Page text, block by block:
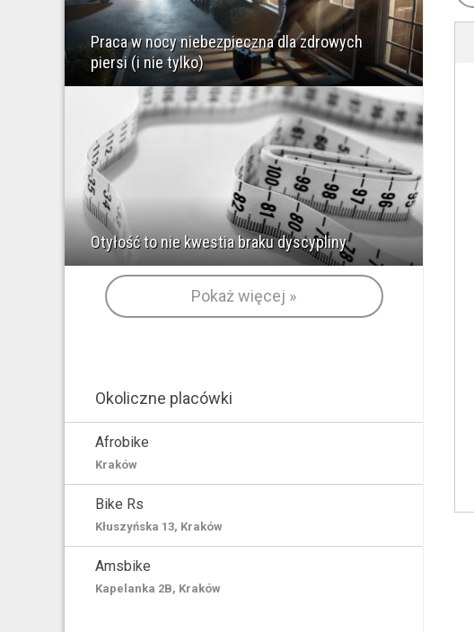
Praca w nocy niebezpieczna dla zdrowych
piersi (i nie tylko)
Otyłość to nie kwestia braku dyscypliny
Pokaż więcej »
Okoliczne placówki
Afrobike
Kraków
Bike Rs
Kłuszyńska 13, Kraków
Amsbike
Kapelanka 2B, Kraków